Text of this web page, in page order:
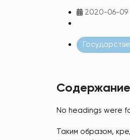
2020-06-09
Содержание
No headings were
Таким образом,